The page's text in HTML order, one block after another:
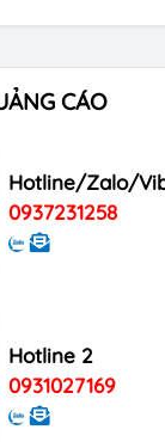
Marketing
CÁO
Hotline/Zalo/
0937231258
Hotline 2
0931027169